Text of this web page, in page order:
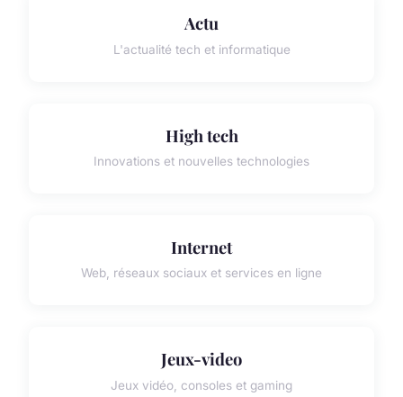
Actu
L'actualité tech et informatique
High tech
Innovations et nouvelles technologies
Internet
Web, réseaux sociaux et services en ligne
Jeux-video
Jeux vidéo, consoles et gaming